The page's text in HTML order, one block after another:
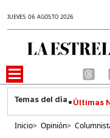
JUEVES 06 AGOSTO 2026
Últimas
Inicio> Opinión>